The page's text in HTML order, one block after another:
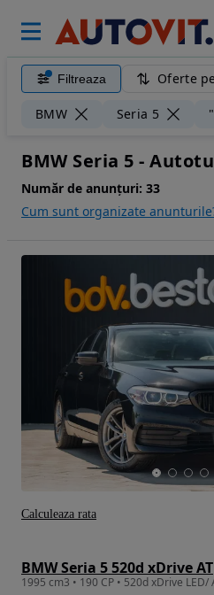
Filtreaza Oferte
BMW Seria 5
BMW Seria 5 -
Număr de anunțuri: 33
Cum sunt organizate
BMW Seria 5 520d xDrive AT
1995 cm3 • 190 CP • 520d xDrive
Calculeaza rata